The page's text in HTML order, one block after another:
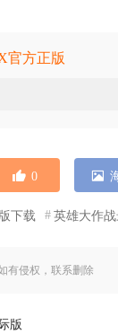
官方正版
0
下载 英雄大作
有侵权，联系删除
版